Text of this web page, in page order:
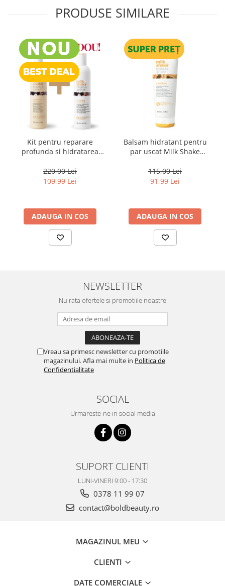
PRODUSE SIMILARE
Kit pentru reparare
profunda si hidratarea
Milk Shake Integrity &
Strength Nourishing
220,00 Lei
109,99 Lei
ADAUGA IN COS
Balsam hidratant pentru
par uscat Milk Shake
115,00 Lei
91,99 Lei
ADAUGA IN COS
NEWSLETTER
Nu rata ofertele si promotiile noastre
Vreau sa primesc newsletter cu promotiile
magazinului. Afla mai multe in Politica de
Confidentialitate
SOCIAL
Urmareste-ne in social media
SUPORT CLIENTI
LUNI-VINERI 9:00 - 17:30
0378 11 99 07
contact@boldbeauty.ro
MAGAZINUL MEU
CLIENTI
DATE COMERCIALE